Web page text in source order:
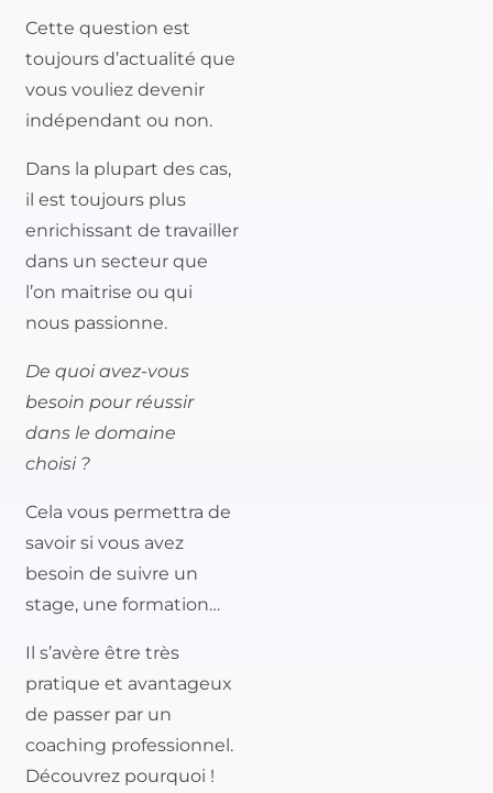
Cette question est
toujours d’actualité que
vous vouliez devenir
indépendant ou non.
Dans la plupart des cas,
il est toujours plus
enrichissant de travailler
dans un secteur que
l’on maitrise ou qui
nous passionne.
De quoi avez-vous
besoin pour réussir
dans le domaine
choisi ?
Cela vous permettra de
savoir si vous avez
besoin de suivre un
stage, une formation…
Il s’avère être très
pratique et avantageux
de passer par un
coaching professionnel.
Découvrez pourquoi !